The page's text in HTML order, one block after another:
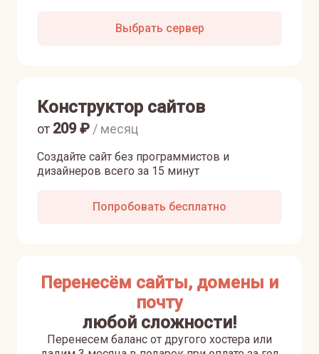
Выбрать сервер
Конструктор сайтов
Создайте сайт без программистов и
дизайнеров всего за 15 минут
от 209₽ / месяц
Попробовать бесплатно
Перенесём сайты, домены и
почту
любой сложности!
Перенесем баланс от другого хостера или